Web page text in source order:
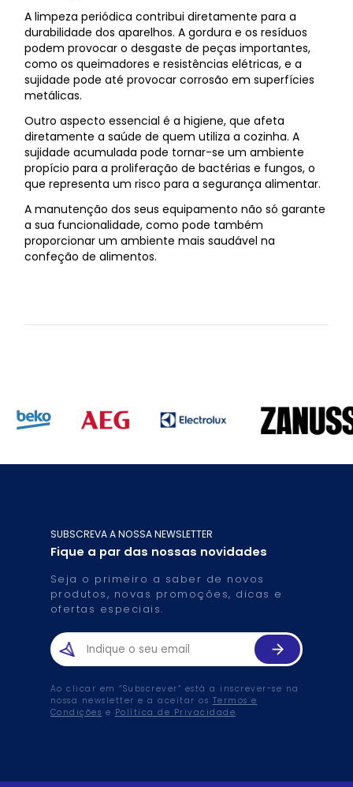
A limpeza periódica contribui diretamente para a
durabilidade dos aparelhos. A gordura e os resíduos
podem provocar o desgaste de peças importantes,
como os queimadores e resistências elétricas, e a
sujidade pode até provocar corrosão em superfícies
metálicas.
Outro aspecto essencial é a higiene, que afeta
diretamente a saúde de quem utiliza a cozinha. A
sujidade acumulada pode tornar-se um ambiente
propício para a proliferação de bactérias e fungos, o
que representa um risco para a segurança alimentar.
A manutenção dos seus equipamento não só garante
a sua funcionalidade, como pode também
proporcionar um ambiente mais saudável na
confeção de alimentos.
SUBSCREVA A NOSSA NEWSLETTER
Fique a par das nossas novidades
Seja o primeiro a saber de novos
produtos, novas promoções, dicas e
ofertas especiais.
Ao clicar em “Subscrever” está a inscrever-se na
nossa newsletter e a aceitar os Termos e
Condições e Política de Privacidade.